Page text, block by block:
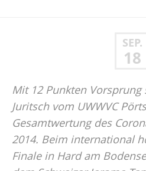
SEP.
18
Mit 12 Punkten
Juritsch vom UWWVC
Gesamtwertung des
2014. Beim international
Finale in Hard am